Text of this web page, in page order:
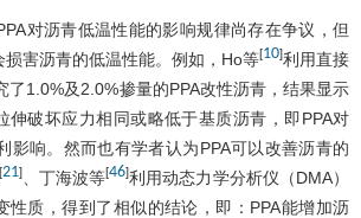
对沥青低温性能的影响规律尚存在争议，但
损害沥青的低温性能。例如，Ho等[10]利用直接
了1.0%及2.0%掺量的PPA改性沥青，结果显示
伸破坏应力相同或略低于基质沥青，即PPA对
影响。然而也有学者认为PPA可以改善沥青的
[21]、丁海波等[46]利用动态力学分析仪（DMA）
性质，得到了相似的结论，即：PPA能增加沥